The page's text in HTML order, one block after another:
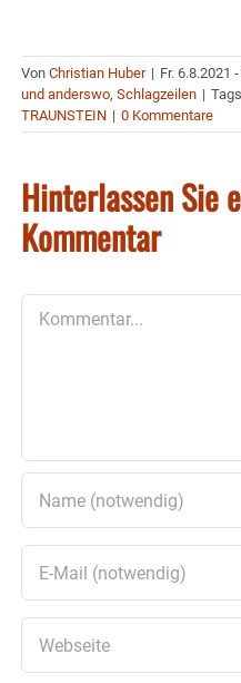
Von Christian Huber | Fr. 6.8.2021
und anderswo, Schlagzeilen |
TRAUNSTEIN | 0 Kommentare
Hinterlassen Sie
Kommentar